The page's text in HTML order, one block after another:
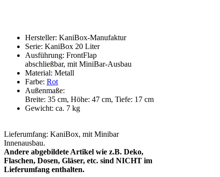
Hersteller: KaniBox-Manufaktur
Serie: KaniBox 20 Liter
Ausführung: FrontFlap
abschließbar, mit MiniBar-Ausbau
Material: Metall
Farbe: Rot
Außenmaße:
Breite: 35 cm, Höhe: 47 cm, Tiefe: 17 cm
Gewicht: ca. 7 kg
Lieferumfang: KaniBox, mit Minibar
Innenausbau.
Andere abgebildete Artikel wie z.B. Deko,
Flaschen, Dosen, Gläser, etc. sind NICHT im
Lieferumfang enthalten.